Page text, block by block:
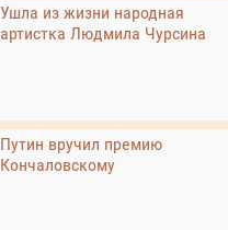
Ушла из жизни народная
артистка Людмила Чурсина
Путин вручил премию
Кончаловскому